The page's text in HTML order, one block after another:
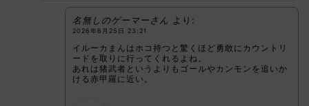
名無しのゲーマーさん より:
2026年6月25日 23:21
イルーカまんはホコ持つと驚くほど勇敢にカウントリ
ードを取りに行ってくれるよね。
あれは猪武者というよりもゴールやカンモンを追いか
ける赤甲羅に近い。